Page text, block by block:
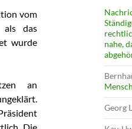
vom
als das
wurde
an
nahe,
Georg